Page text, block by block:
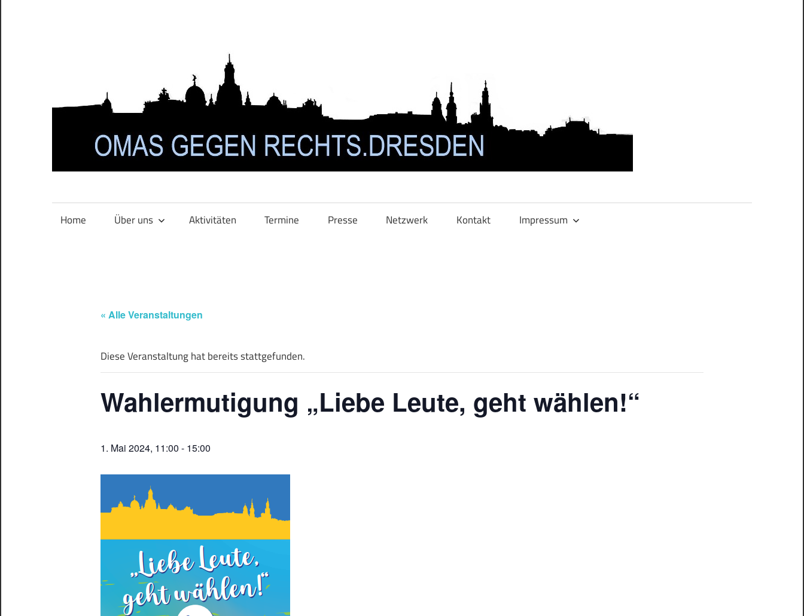
Home Über uns Aktivitäten Termine Presse Netzwerk Kontakt Impressum
« Alle Veranstaltungen
Diese Veranstaltung hat bereits stattgefunden.
Wahlermutigung „Liebe Leute, geht wählen!“
1. Mai 2024, 11:00 - 15:00